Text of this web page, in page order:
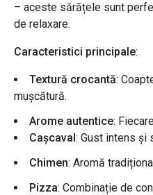
– aceste sărățele sunt
de relaxare.
Caracteristici principale:
Textură crocantă:
mușcătură.
Arome autentice:
Cașcaval: Gust intens și
Chimen: Aromă
Pizza: Combinație de